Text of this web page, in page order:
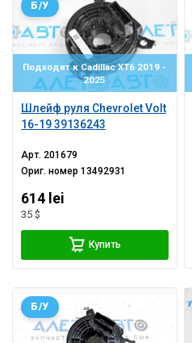
Подходит к Cadillac XT6 2019 -
2025
Шлейф руля Chevrolet Volt
16-19 39136243
Б/У
Арт. 201679
Ориг. номер13492931
614 lei
35 $
Купить
Б/У